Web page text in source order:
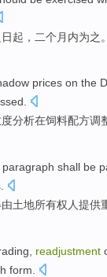
起 ， 二个月内为之。
prices on the
.
度分析在饲料配方调
paragraph shall be
由土地所有权人提供
readjustment
form